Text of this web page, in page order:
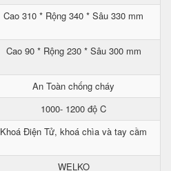
Cao 310 * Rộng 340 * Sâu 330 mm
Cao 90 * Rộng 230 * Sâu 300 mm
An Toàn chống cháy
1000- 1200 độ C
Khoá Điện Tử, khoá chìa và tay cầm
WELKO